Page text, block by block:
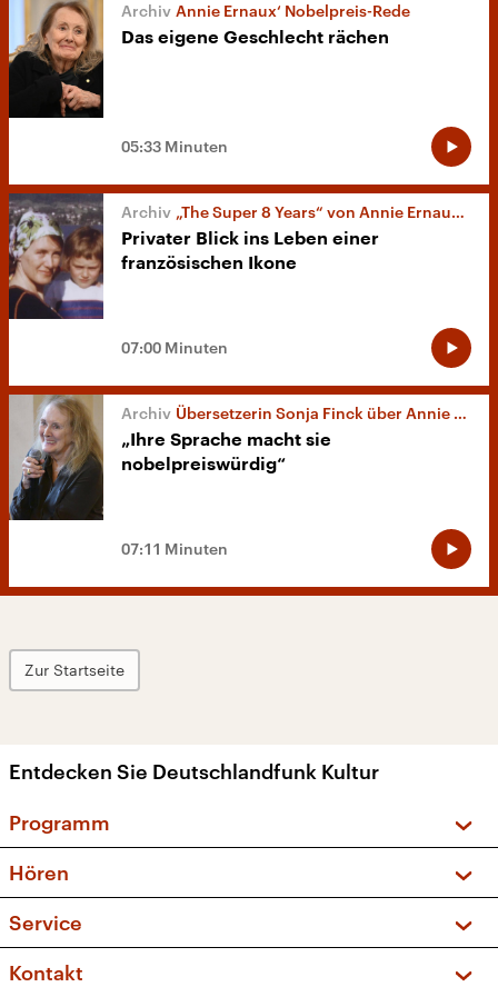
Annie Ernaux‘ Nobelpreis-Rede
Das eigene Geschlecht rächen
05:33 Minuten
„The Super 8 Years“ von Annie Ernaux in Cannes
Privater Blick ins Leben einer
französischen Ikone
07:00 Minuten
Übersetzerin Sonja Finck über Annie Ernaux
„Ihre Sprache macht sie
nobelpreiswürdig“
07:11 Minuten
Zur Startseite
Entdecken Sie Deutschlandfunk Kultur
Programm
Sendungen und Podcasts
Musikliste
Kakadu – Das Kinderprogramm
Hören
Frequenzen (UKW + DAB+)
Service
FAQ
Kontakt